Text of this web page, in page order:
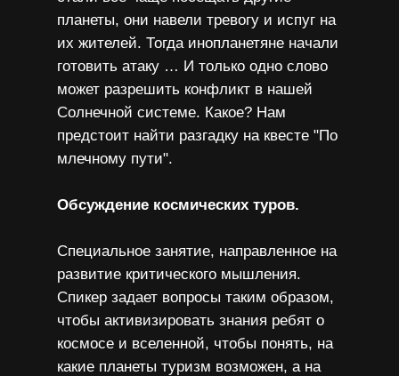
планеты, они навели тревогу и испуг на
их жителей. Тогда инопланетяне начали
готовить атаку … И только одно слово
может разрешить конфликт в нашей
Солнечной системе. Какое? Нам
предстоит найти разгадку на квесте "По
млечному пути".
Обсуждение космических туров.
Специальное занятие, направленное на
развитие критического мышления.
Спикер задает вопросы таким образом,
чтобы активизировать знания ребят о
космосе и вселенной, чтобы понять, на
какие планеты туризм возможен, а на